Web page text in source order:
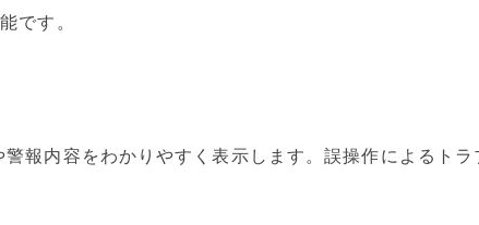
です。
報内容をわかりやすく表示します。誤操作によるトラ